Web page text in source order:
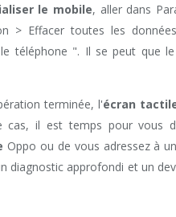
le mobile, aller dans
> Effacer toutes les
le téléphone ". Il se peut que
terminée, l'écran
cas, il est temps pour vous
Oppo ou de vous adressez à
diagnostic approfondi et un